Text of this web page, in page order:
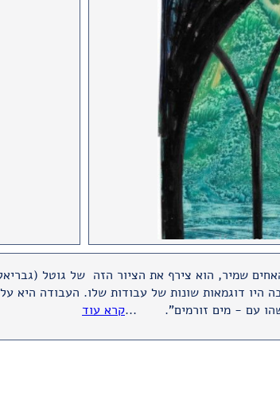
שמיר, הוא צירף את הציור הזה של גוטל
היו דוגמאות שונות של עבודות שלו. העבודה היא
עם - מים זורמים". ...קרא עוד